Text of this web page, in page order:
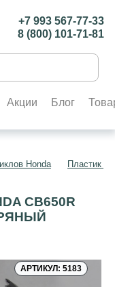
+7 993 567-77-33
8 (800) 101-71-81
Акции Блог
Honda Пластик
CB650R
АРТИКУЛ: 5183